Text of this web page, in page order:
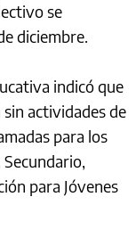
se
diciembre.
indicó que
actividades de
para los
para Jóvenes